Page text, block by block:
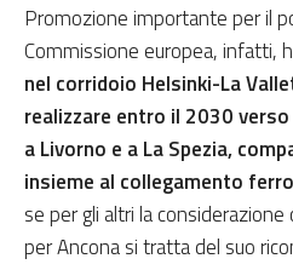
Promozione importante per il
Commissione europea, infatti,
nel corridoio Helsinki-La
realizzare entro il 2030
a Livorno e a La Spezia,
insieme al collegamento
se per gli altri la considerazione
per Ancona si tratta del suo